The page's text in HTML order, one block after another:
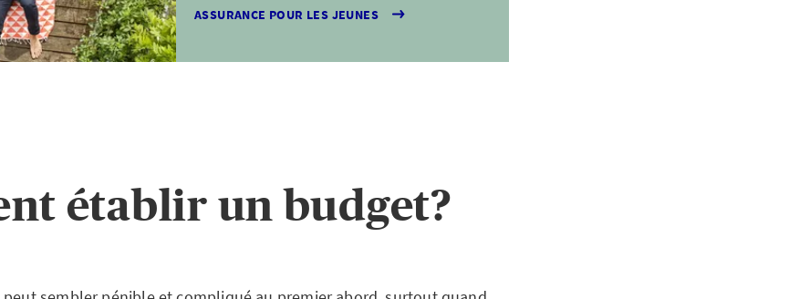
ASSURANCE POUR LES JEUNES
établir un budget?